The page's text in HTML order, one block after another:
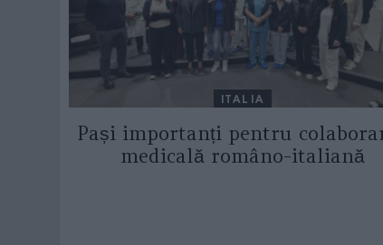
ITALIA
Pași importanți pentru
medicală româno-italiană